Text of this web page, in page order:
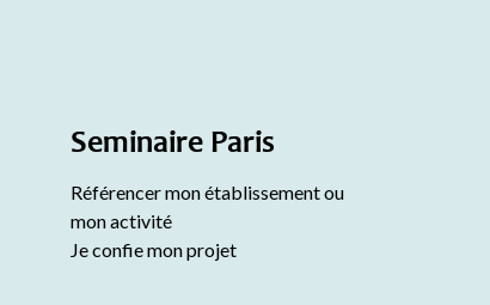
Seminaire Paris
Référencer mon établissement ou
mon activité
Je confie mon projet